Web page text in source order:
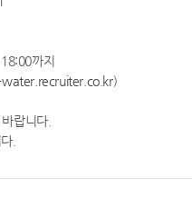
까지
)
랍니다.
.